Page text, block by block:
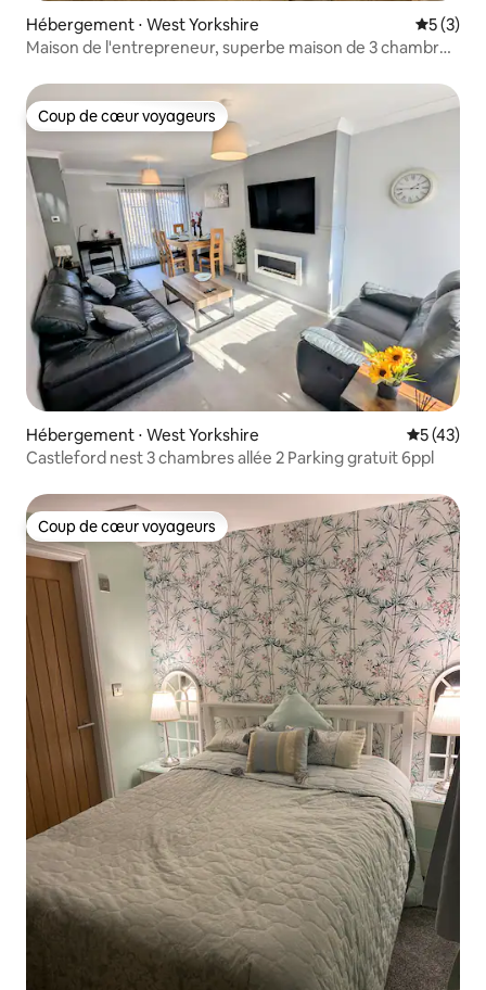
Hébergement ⋅ West Yorkshire
5 (3)
Maison de l'entrepreneur, superbe maison de 3 chambres
Coup de cœur voyageurs
Coup de cœur voyageurs
Hébergement ⋅ West Yorkshire
5 (43)
Castleford nest 3 chambres allée 2 Parking gratuit 6ppl
Coup de cœur voyageurs
Coup de cœur voyageurs